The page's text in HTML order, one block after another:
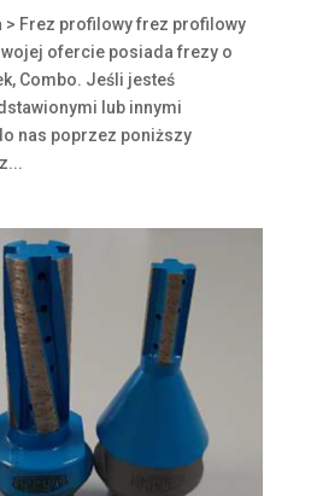
> Frez profilowy frez profilowy
ofercie posiada frezy o
Combo. Jeśli jesteś
lub innymi
nas poprzez poniższy